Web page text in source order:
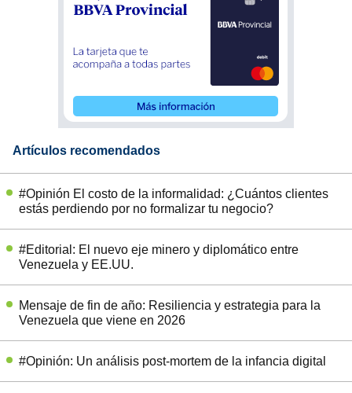
Artículos recomendados
#Opinión El costo de la informalidad: ¿Cuántos clientes
estás perdiendo por no formalizar tu negocio?
#Editorial: El nuevo eje minero y diplomático entre
Venezuela y EE.UU.
Mensaje de fin de año: Resiliencia y estrategia para la
Venezuela que viene en 2026
#Opinión: Un análisis post-mortem de la infancia digital